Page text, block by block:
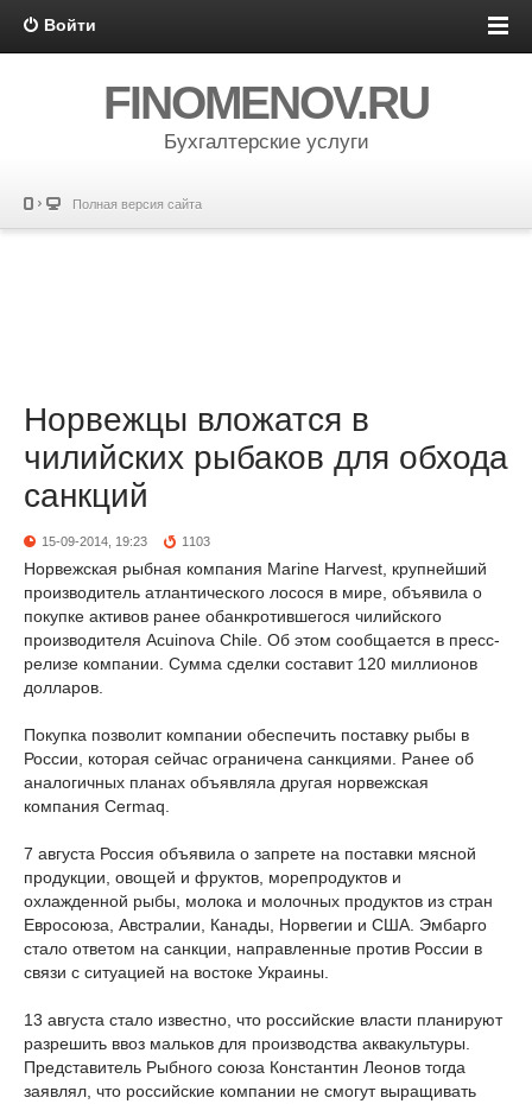
Войти
FINOMENOV.RU
Бухгалтерские услуги
Полная версия сайта
Норвежцы вложатся в
чилийских рыбаков для обхода
санкций
15-09-2014, 19:23 1103
Норвежская рыбная компания Marine Harvest, крупнейший
производитель атлантического лосося в мире, объявила о
покупке активов ранее обанкротившегося чилийского
производителя Acuinova Chile. Об этом сообщается в пресс-
релизе компании. Сумма сделки составит 120 миллионов
долларов.
Покупка позволит компании обеспечить поставку рыбы в
России, которая сейчас ограничена санкциями. Ранее об
аналогичных планах объявляла другая норвежская
компания Cermaq.
7 августа Россия объявила о запрете на поставки мясной
продукции, овощей и фруктов, морепродуктов и
охлажденной рыбы, молока и молочных продуктов из стран
Евросоюза, Австралии, Канады, Норвегии и США. Эмбарго
стало ответом на санкции, направленные против России в
связи с ситуацией на востоке Украины.
13 августа стало известно, что российские власти планируют
разрешить ввоз мальков для производства аквакультуры.
Представитель Рыбного союза Константин Леонов тогда
заявлял, что российские компании не смогут выращивать